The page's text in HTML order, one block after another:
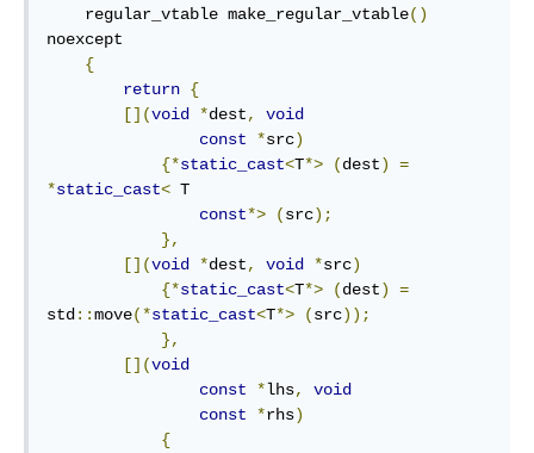
    regular_vtable make_regular_vtable
()
noexcept
{
return {
[](void *dest,
void
const
*src)
{*static_cast<T*> (dest)
=
*static_cast< T
const*> (src);
},
[](void *dest, void *src)
{*static_cast<T*> (dest)
=
std ::move(*static_cast<T*> (src));
},
[](void
const
*lhs,
void
const
*rhs)
{